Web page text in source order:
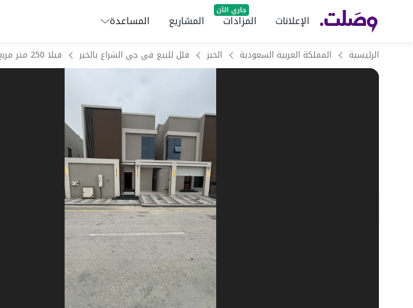
الإعلانات المزادات المشاريع المساعدة
الرئيسية المملكة العربية السعودية الخبر فلل للبيع في حي الشراع بالخبر